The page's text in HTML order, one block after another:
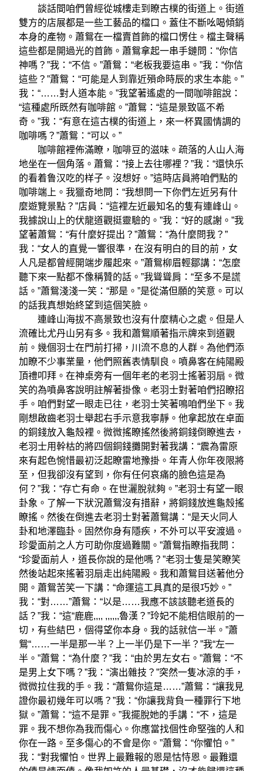
談話間咱們曾經從城樓走到瞭古樸的街道上。街道
雙方的店展都是一些工藝品的檔口。蓋住不斷吆喝傾銷
本身的產物。蕭鴛在一檔賣首飾的檔口愣住。檔主聲稱
這些都是開過光的首飾。蕭鴛拿起一串手鏈問：“你信
神嗎？”我：“不信。”蕭鴛：“老板我要這串。”我：“你信
這些？”蕭鴛：“可能是人到靠近殞命時辰的求生本能。”
我：“……對人道本能。”我望著遙處的一間咖啡館說：
“這種處所既然有咖啡館。”蕭鴛：“這是景致區不希
奇。”我：“有意在這古樸的街道上，來一杯異國情調的
咖啡嗎？”蕭鴛：“可以。”
咖啡館裡佈滿瞭，咖啡豆的滋味。疏落的人山人海
地坐在一個角落。蕭鴛：“接上去往哪裡？”我：“還快乐
的看着鲁汉吃的样子。沒想好。”這時店員將咱們點的
咖啡端上。我獵奇地問：“我想問一下你們左近另有什
麼遊覽景點？”店員：“這裡左近最知名的隻有連峰山。
我據說山上的伏龍道觀挺靈驗的。”我：“好的感謝。”我
望著蕭鴛：“有什麼好提出？”蕭鴛：“為什麼問我？”
我：“女人的直覺一響很準，在沒有明白的目的前，女
人凡是都曾經開端步履起來。”蕭鴛柳眉輕鄒講：“怎麼
聽下來一點都不像稱贊的話。”我聳聳肩：“至多不是謊
話。”蕭鴛淺淺一笑：“那是。”是從滿但願的笑意。可以
的話我真想始終望到這個笑臉。
連峰山海拔不高景致也沒有什麼精心之處。但是人
流確比尤丹山另有多。我和蕭鴛順著指示牌來到道觀
前。幾個羽士在門前打掃，川流不息的人群。為他們添
加瞭不少事業量，他們照舊表情馴良。噴鼻客在純陽殿
頂禮叩拜。在神桌旁有一個年老的老羽士搖著羽扇。微
笑的為噴鼻客說明註解著掛像。老羽士對著咱們招瞭招
手。咱們對望一眼走已往，老羽士笑著鳴咱們坐下。我
剛想啟齒老羽士舉起右手示意我寧靜。他拿起放在卓面
的銅錢放入龜殼裡。微微搖瞭搖然後將銅錢倒瞭進去，
老羽士用幹枯的將四個銅錢攤開對著我講：“震為雷原
來有起色惋惜最初泛起瞭雷地豫掛。年青人你年夜限將
至，但我卻沒有望到，你有任何哀痛的臉色這是為
何？”我：“存亡有命。在世灑脫就夠。”老羽士有望一眼
卦象。了解一下狀況蕭鴛沒有措辭，將銅錢放進龜殼搖
瞭搖。然後在倒進去老羽士對著蕭鴛講：“是天火同人
卦和地澤臨卦。固然你身有隱疾，不外可以平安渡過。
珍愛面前之人方可助你度過難關。”蕭鴛指瞭指我問：
“珍愛面前人，道長你說的是他嗎？”老羽士隻是笑瞭笑
然後站起來搖著羽扇走出純陽殿。我和蕭鴛目送著他分
開。蕭鴛苦笑一下講：“命運這工具真的是很巧妙。”
我：“對……”蕭鴛：“以是……我應不該該聽老道長的
話？”我：“這“鹿鹿,,,, ,,,,,,魯漢？”玲妃不能相信眼前的一
切，有些結巴，個得望你本身。我的話就信一半。”蕭
鴛“……一半是那一半？上一半仍是下一半？”我“左一
半。”蕭鴛：“為什麼？”我：“由於男左女右。”蕭鴛：“不
是男上女下嗎？”我：“演出雜技？”突然一隻冰涼的手，
微微拉住我的手。我：“蕭鴛你這是……”蕭鴛：“讓我見
證你最初幾年可以嗎？”我：“你讓我背負一種罪行下地
獄。”蕭鴛：“這不是罪。”我擺脫她的手講：“不，這是
罪。我不想你為我而傷心。你應當找個性命堅強的人和
你在一路。至多傷心的不會是你。”蕭鴛：“你懼怕。”
我：“對我懼怕。世界上最難報的恩是怙恃恩。最難還